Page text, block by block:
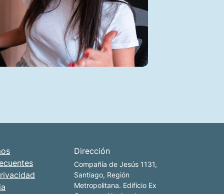
Dirección
Compañía de Jesús 1131,
Santiago, Región
Metropolitana. Edificio Ex